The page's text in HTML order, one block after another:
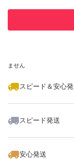
ません
スピード＆安心
スピード発送
安心発送